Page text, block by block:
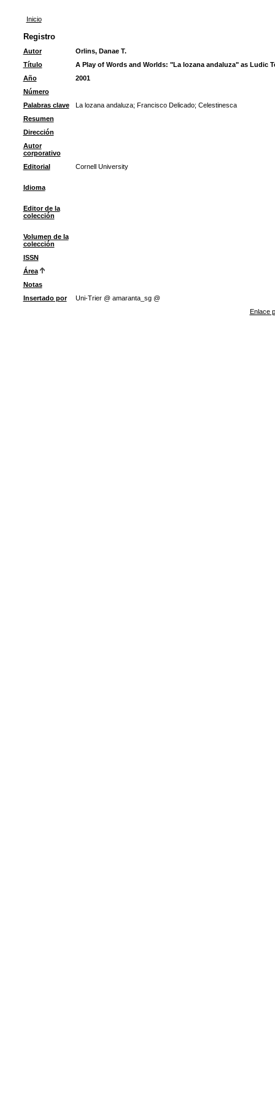
Inicio
Registro
Autor
Orlins, Danae T.
Título
A Play of Words and Worlds: "La lozana andaluza" as Ludic
Año
2001
Número
Palabras clave
La lozana andaluza; Francisco Delicado; Celestinesca
Resumen
Dirección
Autor
corporativo
Editorial
Cornell University
Idioma
Editor de la
colección
Volumen de la
colección
ISSN
Área
Notas
Insertado por
Uni-Trier @ amaranta_sg @
Enlace